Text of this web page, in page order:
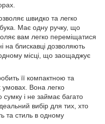
швидко та легко
Має одну ручку, що
вам легко переміщатися
на блискавці дозволяють
одному місці, що заощаджує
її компактною та
умовах. Вона легко
сумку і не займає багато
вибір для тих, хто
та стиль в одному